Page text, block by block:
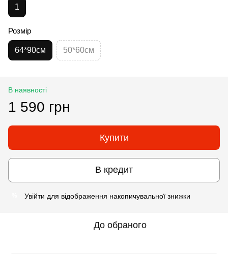
1
Розмір
64*90см 50*60см
В наявності
1 590 грн
Купити
В кредит
Увійти для відображення накопичувальної знижки
До обраного